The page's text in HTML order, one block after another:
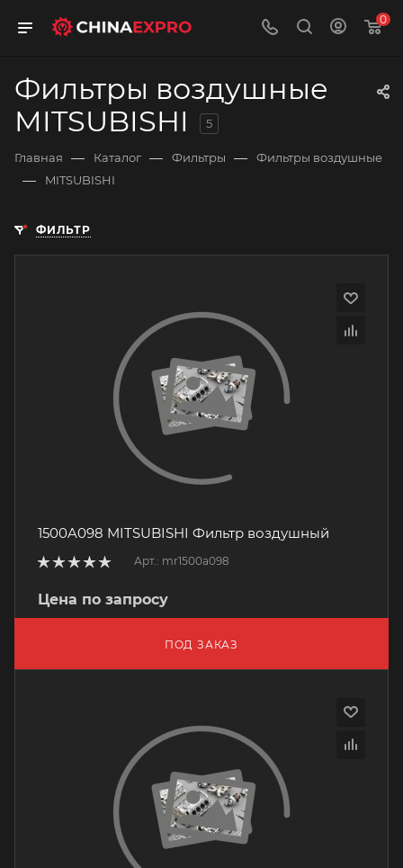
0
Фильтры воздушные
MITSUBISHI
5
Главная — Каталог — Фильтры — Фильтры воздушные
— MITSUBISHI
ФИЛЬТР
1500A098 MITSUBISHI Фильтр воздушный
Арт.: mr1500a098
Цена по запросу
ПОД ЗАКАЗ